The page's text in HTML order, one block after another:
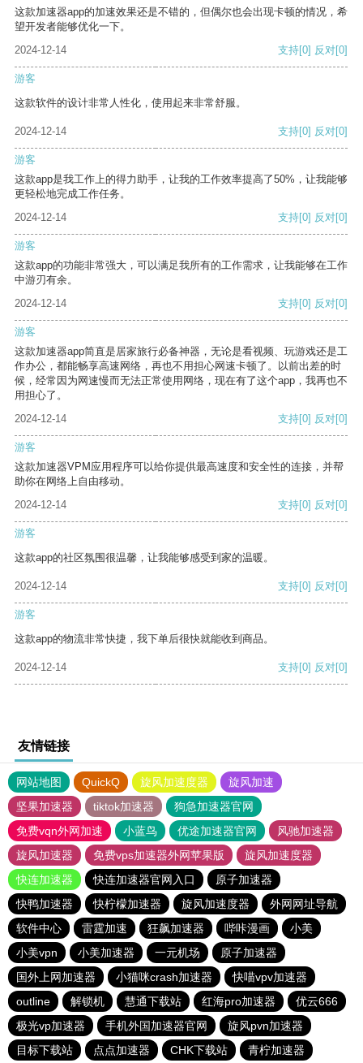
这款加速器app的加速效果还是不错的，但偶尔也会出现卡顿的情况，希
望开发者能够优化一下。
2024-12-14
支持[0] 反对[0]
游客
这款软件的设计非常人性化，使用起来非常舒服。
2024-12-14 支持[0] 反对[0]
游客
这款app是我工作上的得力助手，让我的工作效率提高了50%，让我能够
更轻松地完成工作任务。
2024-12-14
支持[0] 反对[0]
游客
这款app的功能非常强大，可以满足我所有的工作需求，让我能够在工作
中游刃有余。
2024-12-14
支持[0] 反对[0]
游客
这款加速器app简直是居家旅行必备神器，无论是看视频、玩游戏还是工
作办公，都能畅享高速网络，再也不用担心网速卡顿了。以前出差的时
候，经常因为网速慢而无法正常使用网络，现在有了这个app，我再也不
用担心了。
2024-12-14
支持[0] 反对[0]
游客
这款加速器VPM应用程序可以给你提供最高速度和安全性的连接，并帮
助你在网络上自由移动。
2024-12-14
支持[0] 反对[0]
游客
这款app的社区氛围很温馨，让我能够感受到家的温暖。
2024-12-14 支持[0] 反对[0]
游客
这款app的物流非常快捷，我下单后很快就能收到商品。
2024-12-14 支持[0] 反对[0]
友情链接
网站地图 QuickQ 旋风加速度器
旋风加速
坚果加速器
tiktok加速器
狗急加速器官网
免费vqn外网加速
小蓝鸟 优途加速器官网
风驰加速器
旋风加速器
免费vps加速器外网苹果版
旋风加速度器
快连加速器
快连加速器官网入口
原子加速器
快鸭加速器
快柠檬加速器 旋风加速度器
外网网址导航
软件中心
雷霆加速 狂飙加速器 哔咔漫画
小美
小美vpn
小美加速器 一元机场
原子加速器
国外上网加速器
小猫咪crash加速器
快喵vpv加速器
outline
解锁机 慧通下载站 红海pro加速器
优云666
极光vp加速器
手机外国加速器官网
旋风pvn加速器
目标下载站
点点加速器 CHK下载站 青柠加速器